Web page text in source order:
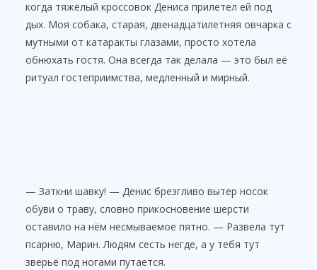
когда тяжёлый кроссовок Дениса прилетел ей под
дых. Моя собака, старая, двенадцатилетняя овчарка с
мутными от катаракты глазами, просто хотела
обнюхать гостя. Она всегда так делала — это был её
ритуал гостеприимства, медленный и мирный.
— Заткни шавку! — Денис брезгливо вытер носок
обуви о траву, словно прикосновение шерсти
оставило на нём несмываемое пятно. — Развела тут
псарню, Марин. Людям сесть негде, а у тебя тут
зверьё под ногами путается.